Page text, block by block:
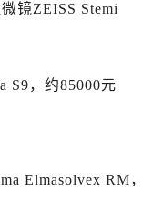
镜ZEISS Stemi
S9，约85000元
Elmasolvex RM，